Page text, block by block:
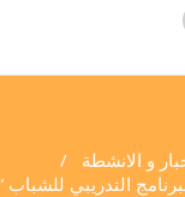
و الانشطة /
التدريبي للشباب